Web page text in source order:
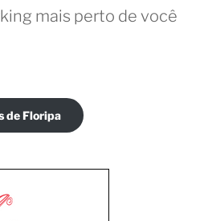
mais perto de você
de Floripa